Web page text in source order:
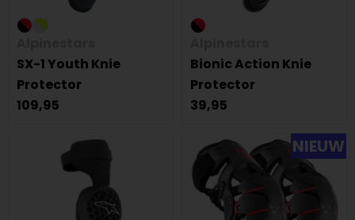
SX-1 Youth Knie
Protector
109,95
Bionic Action Knie
Protector
39,95
NIEUW